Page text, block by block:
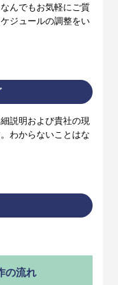
んでもお気軽にご質
ジュールの調整をい
説明および貴社の現
わからないことはな
の流れ